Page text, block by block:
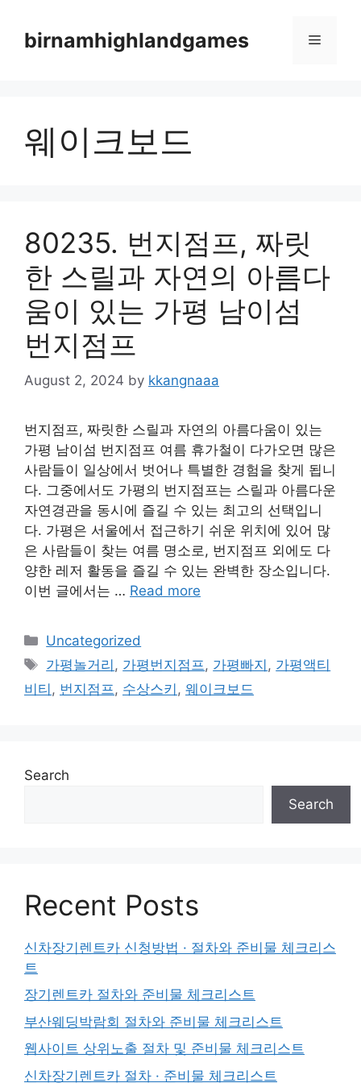
contentbirnamhighlandgames Menu
웨이크보드
80235. 번지점프, 짜릿
한 스릴과 자연의 아름다
움이 있는 가평 남이섬
번지점프
August 2, 2024 by kkangnaaa
번지점프, 짜릿한 스릴과 자연의 아름다움이 있는
가평 남이섬 번지점프 여름 휴가철이 다가오면 많은
사람들이 일상에서 벗어나 특별한 경험을 찾게 됩니
다. 그중에서도 가평의 번지점프는 스릴과 아름다운
자연경관을 동시에 즐길 수 있는 최고의 선택입니
다. 가평은 서울에서 접근하기 쉬운 위치에 있어 많
은 사람들이 찾는 여름 명소로, 번지점프 외에도 다
양한 레저 활동을 즐길 수 있는 완벽한 장소입니다.
이번 글에서는 … Read more
Categories
Uncategorized
Tags
가평놀거리 , 가평번지점프 , 가평빠지 , 가평액티
비티 , 번지점프 , 수상스키 , 웨이크보드
Search
Search
Recent Posts
신차장기렌트카 신청방법 · 절차와 준비물 체크리스
트
장기렌트카 절차와 준비물 체크리스트
부산웨딩박람회 절차와 준비물 체크리스트
웹사이트 상위노출 절차 및 준비물 체크리스트
신차장기렌트카 절차 · 준비물 체크리스트